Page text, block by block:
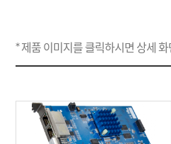
* 제품 이미지를 클릭하시면 상세